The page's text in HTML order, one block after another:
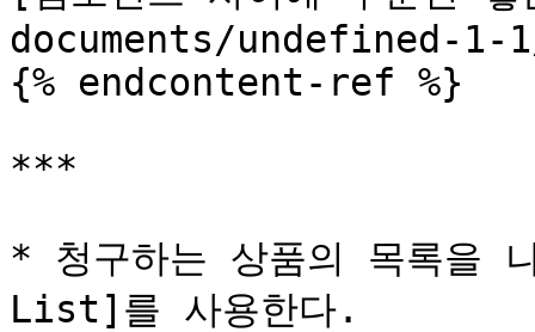
documents/undefined-1-
{% endcontent-ref %}
***
* 청구하는 상품의 목록을
List]를 사용한다.